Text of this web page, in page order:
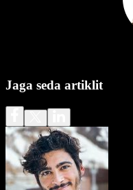
Jaga seda artiklit